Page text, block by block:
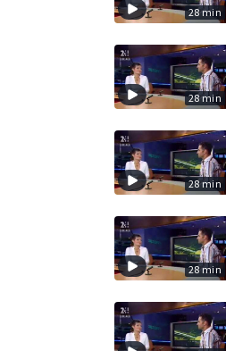
28 min
28 min
28 min
28 min